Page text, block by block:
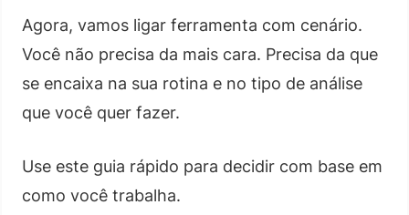
Agora, vamos ligar ferramenta com cenário.
Você não precisa da mais cara. Precisa da que
se encaixa na sua rotina e no tipo de análise
que você quer fazer.
Use este guia rápido para decidir com base em
como você trabalha.